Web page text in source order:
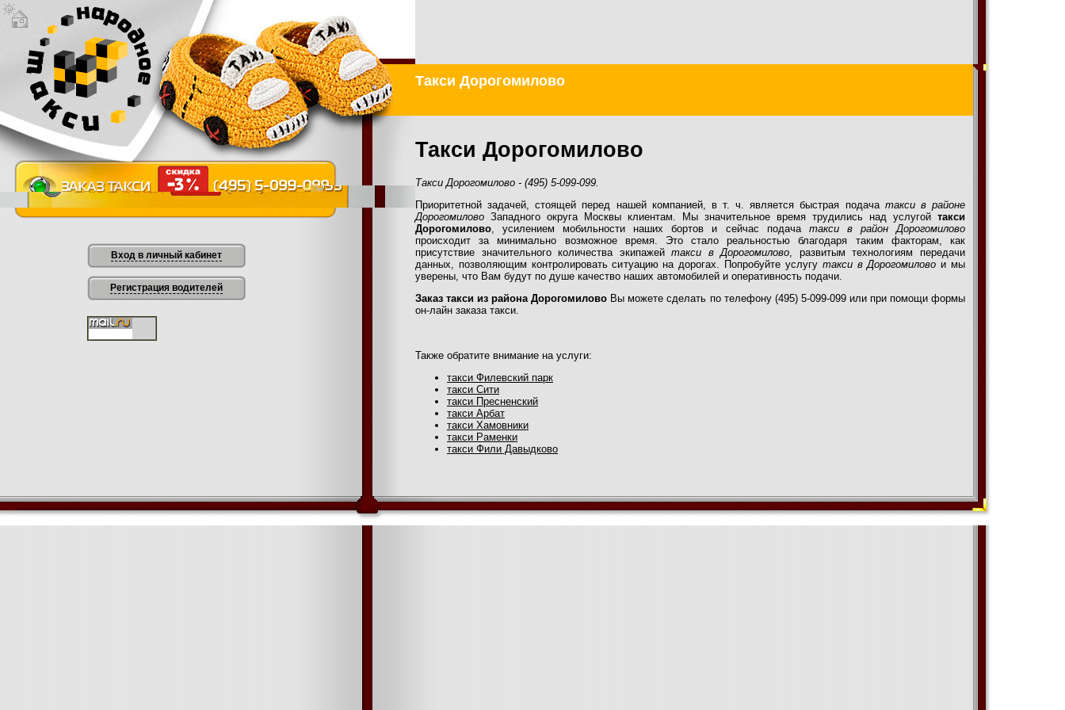
Вход в личный кабинет
Регистрация водителей
Такси Дорогомилово
Такси Дорогомилово
Такси Дорогомилово - (495) 5-099-099.
Приоритетной задачей, стоящей перед нашей компанией, в т. ч. является быстрая подача такси в районе
Дорогомилово Западного округа Москвы клиентам. Мы значительное время трудились над услугой такси
Дорогомилово, усилением мобильности наших бортов и сейчас подача такси в район Дорогомилово
происходит за минимально возможное время. Это стало реальностью благодаря таким факторам, как
присутствие значительного количества экипажейтакси в Дорогомилово, развитым технологиям передачи
данных, позволяющим контролировать ситуацию на дорогах. Попробуйте услугу такси в Дорогомилово и мы
уверены, что Вам будут по душе качество наших автомобилей и оперативность подачи.
Заказ такси из района Дорогомилово Вы можете сделать по телефону (495) 5-099-099 или при помощи формы
он-лайн заказа такси.
Также обратите внимание на услуги:
такси Филевский парк
такси Сити
такси Пресненский
такси Арбат
такси Хамовники
такси Раменки
такси Фили Давыдково